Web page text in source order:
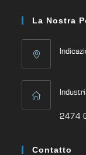
La Nostra
2474
Contatto